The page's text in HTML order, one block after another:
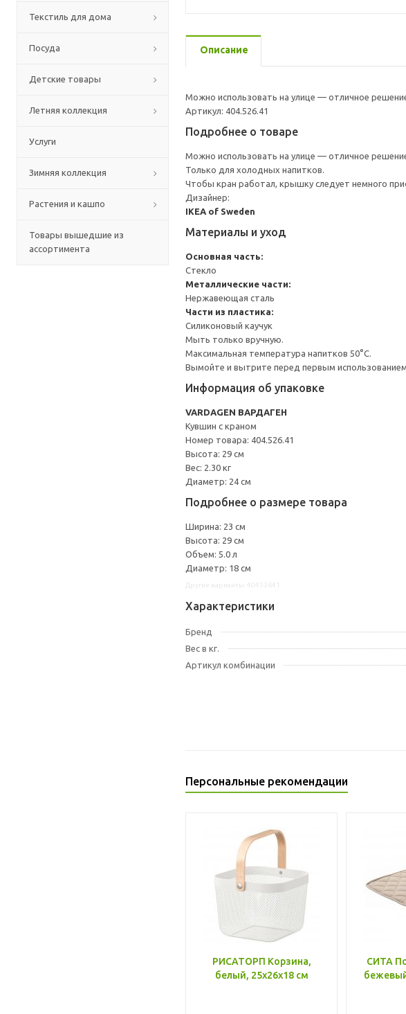
Текстиль для дома
Посуда
Детские товары
Летняя коллекция
Услуги
Зимняя коллекция
Растения и кашпо
Товары вышедшие из
ассортимента
Описание
Можно использовать на улице — отличное
Артикул: 404.526.41
Подробнее о товаре
Можно использовать на улице — отличное
Только для холодных напитков.
Чтобы кран работал, крышку следует немного
Дизайнер:
IKEA of Sweden
Материалы и уход
Основная часть:
Стекло
Металлические части:
Нержавеющая сталь
Части из пластика:
Силиконовый каучук
Мыть только вручную.
Максимальная температура напитков 50°C.
Вымойте и вытрите перед первым
Информация об упаковке
VARDAGEN ВАРДАГЕН
Кувшин с краном
Номер товара: 404.526.41
Высота: 29 см
Вес: 2.30 кг
Диаметр: 24 см
Подробнее о размере товара
Ширина: 23 см
Высота: 29 см
Объем: 5.0 л
Диаметр: 18 см
Характеристики
Бренд
Вес в кг.
Артикул комбинации
Персональные рекомендации
РИСАТОРП Корзина,
белый, 25x26x18 см
СИТА